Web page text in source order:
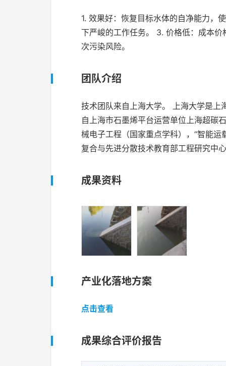
1. 效果好：恢复目标水体的自净能力，
下严峻的工作任务。 3. 价格低：成本
次污染风险。
团队介绍
技术团队来自上海大学。 上海大学是上
自上海市石墨烯平台运营单位上海超碳
械电子工程（国家重点学科），“智能
复合与先进分散技术教育部工程研究中
成果资料
产业化落地方案
点击查看
成果综合评价报告